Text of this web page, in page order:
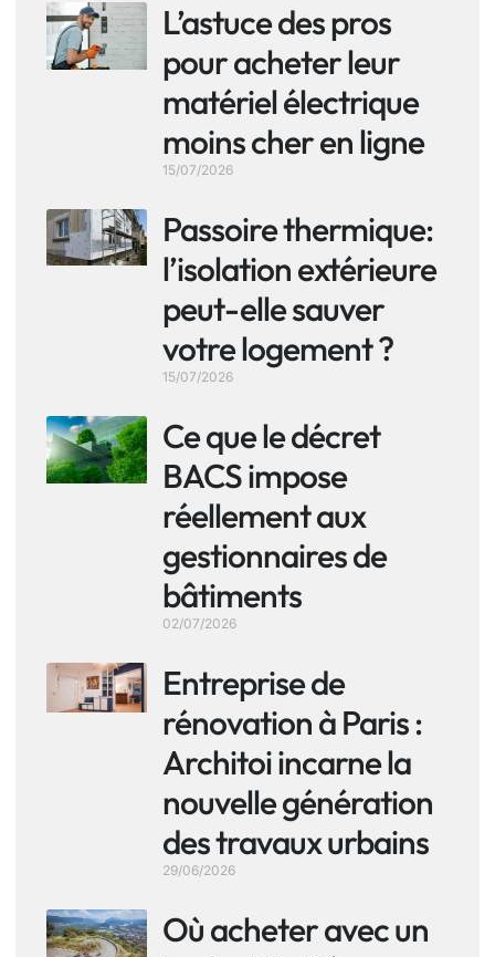
L’astuce des pros
pour acheter leur
matériel électrique
moins cher en ligne
15/07/2026
Passoire thermique:
l’isolation extérieure
peut-elle sauver
votre logement ?
15/07/2026
Ce que le décret
BACS impose
réellement aux
gestionnaires de
bâtiments
02/07/2026
Entreprise de
rénovation à Paris :
Architoi incarne la
nouvelle génération
des travaux urbains
29/06/2026
Où acheter avec un